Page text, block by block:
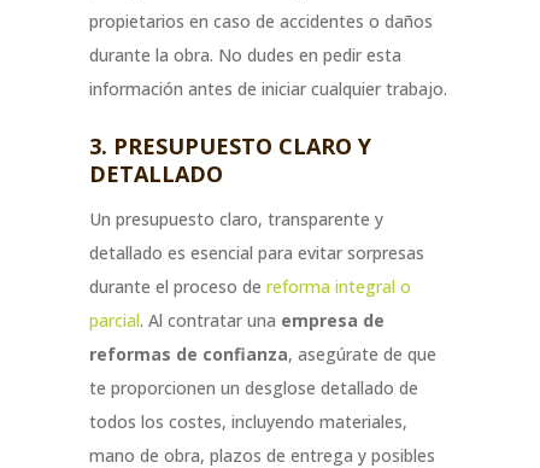
propietarios en caso de accidentes o daños
durante la obra. No dudes en pedir esta
información antes de iniciar cualquier trabajo.
3. PRESUPUESTO CLARO Y
DETALLADO
Un presupuesto claro, transparente y
detallado es esencial para evitar sorpresas
durante el proceso de reforma integral o
parcial. Al contratar una empresa de
reformas de confianza, asegúrate de que
te proporcionen un desglose detallado de
todos los costes, incluyendo materiales,
mano de obra, plazos de entrega y posibles